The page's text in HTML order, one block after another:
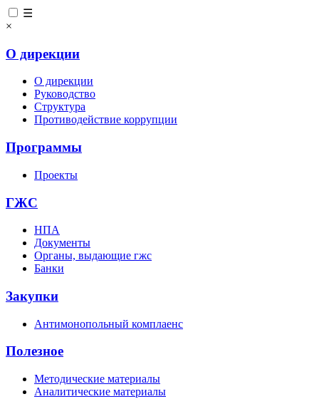
☰
×
О дирекции
О дирекции
Руководство
Структура
Противодействие коррупции
Программы
Проекты
ГЖС
НПА
Документы
Органы, выдающие гжс
Банки
Закупки
Антимонопольный комплаенс
Полезное
Методические материалы
Аналитические материалы